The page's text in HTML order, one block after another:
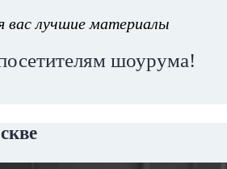
вас лучшие материалы
шоурума!